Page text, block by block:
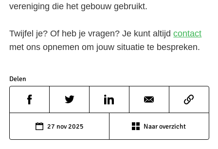
vereniging die het gebouw gebruikt.
Twijfel je? Of heb je vragen? Je kunt altijdcontact
met ons opnemen om jouw situatie te bespreken.
Delen
27 nov 2025 Naar overzicht